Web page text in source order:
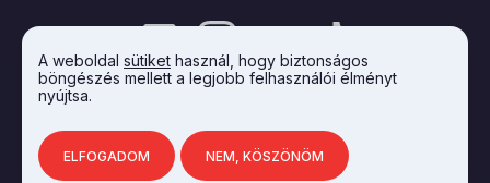
A weboldal sütiket használ, hogy biztonságos
böngészés mellett a legjobb felhasználói élményt
nyújtsa.
ELFOGADOM NEM, KÖSZÖNÖM
AZ INTEGRAL VISION FEJLESZTETTE